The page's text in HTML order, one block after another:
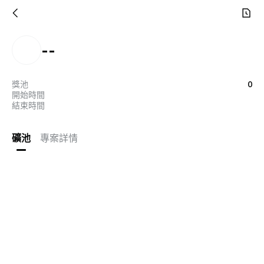
--
獎池
0
開始時間
結束時間
礦池 專案詳情